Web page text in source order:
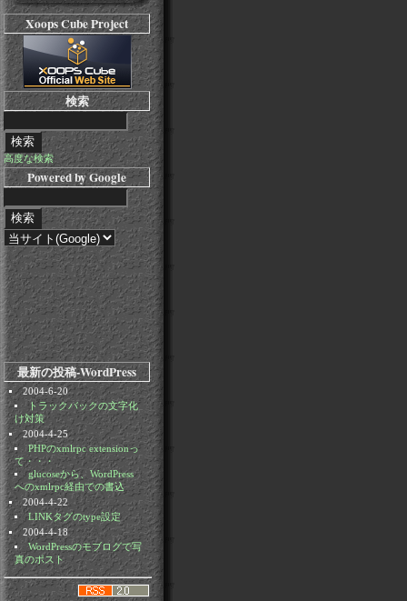
Xoops Cube Project
検索
高度な検索
Powered by Google
最新の投稿-WordPress
2004-6-20
トラックバックの文字化
け対策
2004-4-25
PHPのxmlrpc extensionっ
て・・・
glucoseから、WordPress
へのxmlrpc経由での書込
2004-4-22
LINKタグのtype設定
2004-4-18
WordPressのモブログで写
真のポスト